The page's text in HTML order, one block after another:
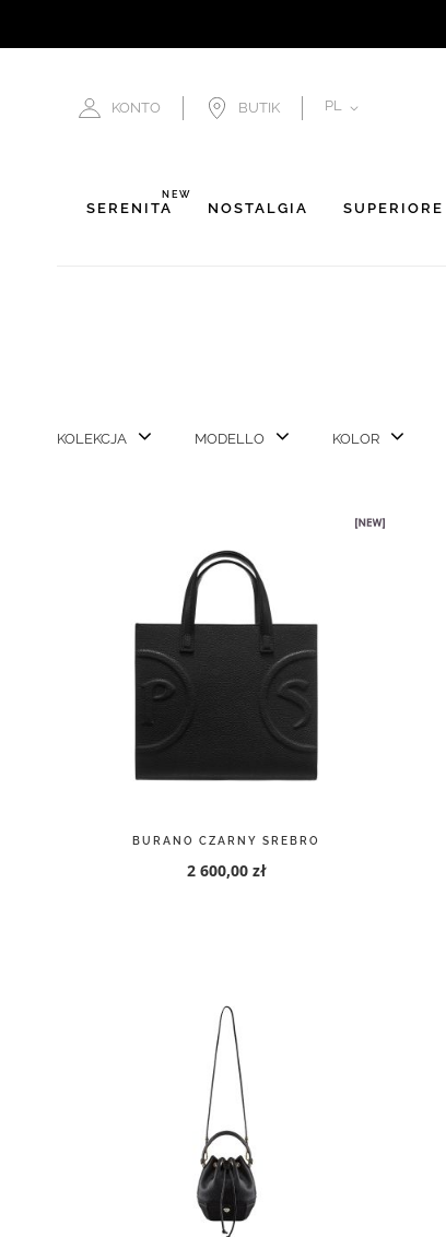
KONTO BUTIK JĘZYK
PL
SERENITÀ
NEW
NOSTALGIA SUPERIORE
KOLEKCJA MODELLO KOLOR
BURANO CZARNY SREBRO
2 600,00 zł